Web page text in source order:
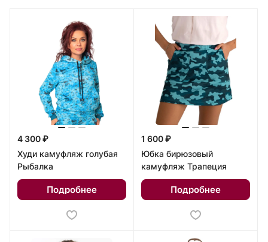
4 300 ₽
Худи камуфляж голубая
Рыбалка
Подробнее
1 600 ₽
Юбка бирюзовый
камуфляж Трапеция
Подробнее